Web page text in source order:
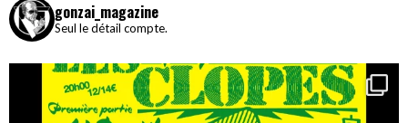
gonzai_magazine
Seul le détail compte.